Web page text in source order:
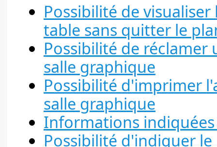
Possibilité de
table sans quitter le
Possibilité de
salle graphique
Possibilité d'imprimer
salle graphique
Informations
Possibilité d'indiquer